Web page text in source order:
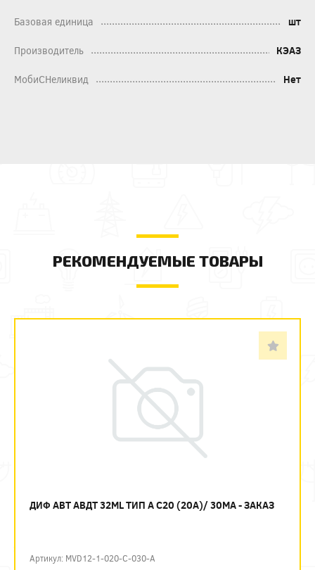
Базовая единица шт
Производитель КЭАЗ
МобиСНеликвид Нет
РЕКОМЕНДУЕМЫЕ ТОВАРЫ
ДИФ АВТ АВДТ 32ML ТИП А C20 (20А)/ 30МА - ЗАКАЗ
Артикул: MVD12-1-020-C-030-A